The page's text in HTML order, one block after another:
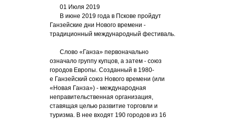
01 Июля 2019
В июне 2019 года в Пскове пройдут
Ганзейские дни Нового времени -
традиционный международный фестиваль.
Слово «Ганза» первоначально
означало группу купцов, а затем - союз
городов Европы. Созданный в 1980-
е Ганзейский союз Нового времени (или
«Новая Ганза») - международная
неправительственная организация,
ставящая целью развитие торговли и
туризма. В нее входят 190 городов из 16